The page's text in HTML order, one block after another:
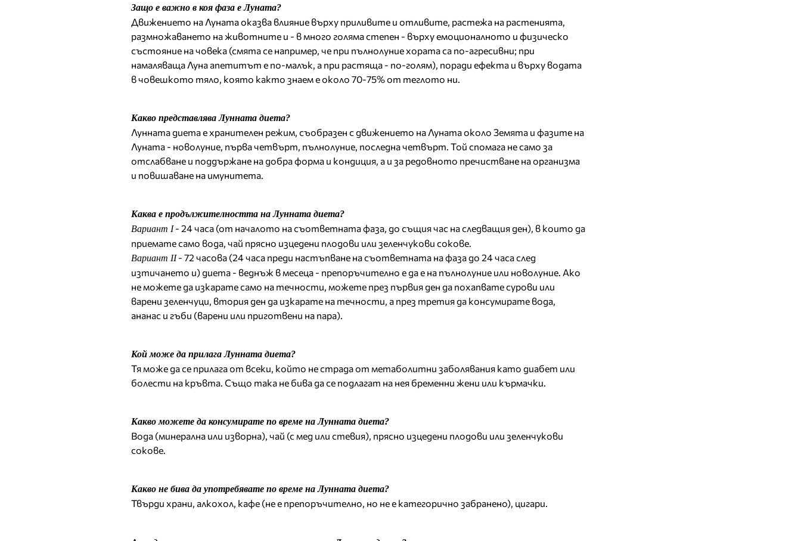
Защо е важно в коя фаза е Луната?
Движението на Луната оказва влияние върху приливите и отливите, растежа на растенията,
размножаването на животните и - в много голяма степен - върху емоционалното и физическо
състояние на човека (смята се например, че при пълнолуние хората са по-агресивни; при
намаляваща Луна апетитът е по-малък, а при растяща - по-голям), поради ефекта и върху водата
в човешкото тяло, която както знаем е около 70-75% от теглото ни.
Какво представлява Лунната диета?
Лунната диета е хранителен режим, съобразен с движението на Луната около Земята и фазите на
Луната - новолуние, първа четвърт, пълнолуние, последна четвърт. Той спомага не само за
отслабване и поддържане на добра форма и кондиция, а и за редовното пречистване на организма
и повишаване на имунитета.
Каква е продължителността на Лунната диета?
Вариант І- 24 часа (от началото на съответната фаза, до същия час на следващия ден), в които да
приемате само вода, чай прясно изцедени плодови или зеленчукови сокове.
Вариант ІІ- 72 часова (24 часа преди настъпване на съответната на фаза до 24 часа след
изтичането и) диета - веднъж в месеца - препоръчително е да е на пълнолуние или новолуние. Ако
не можете да изкарате само на течности, можете през първия ден да похапвате сурови или
варени зеленчуци, втория ден да изкарате на течности, а през третия да консумирате вода,
ананас и гъби (варени или приготвени на пара).
Кой може да прилага Лунната диета?
Тя може да се прилага от всеки, който не страда от метаболитни заболявания като диабет или
болести на кръвта. Също така не бива да се подлагат на нея бременни жени или кърмачки.
Какво можете да консумирате по време на Лунната диета?
Вода (минерална или изворна), чай (с мед или стевия), прясно изцедени плодови или зеленчукови
сокове.
Какво не бива да употребявате по време на Лунната диета?
Твърди храни, алкохол, кафе (не е препоръчително, но не е категорично забранено), цигари.